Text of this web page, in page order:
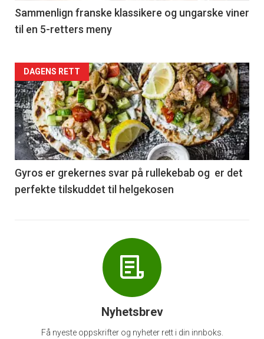
5
Sammenlign franske klassikere og ungarske viner
til en 5-retters meny
Forsiden
akkurat
nå
-
6
DAGENS RETT
Gyros er grekernes svar på rullekebab og er det
perfekte tilskuddet til helgekosen
Nyhetsbrev
Få nyeste oppskrifter og nyheter rett i din innboks.